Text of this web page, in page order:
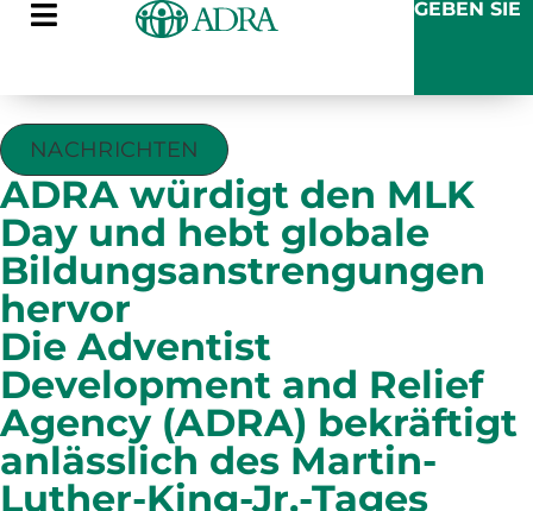
GEBEN SIE
NACHRICHTEN
ADRA würdigt den MLK
Day und hebt globale
Bildungsanstrengungen
hervor
Die Adventist
Development and Relief
Agency (ADRA) bekräftigt
anlässlich des Martin-
Luther-King-Jr.-Tages